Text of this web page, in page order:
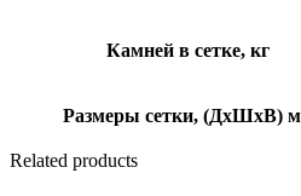
Камней в сетке, кг
Размеры сетки, (ДхШхВ)
Related products